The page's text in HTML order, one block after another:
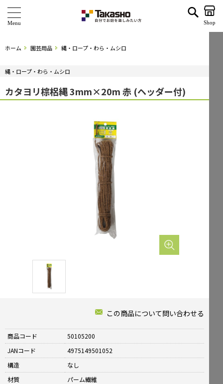
海外ブランド・シリーズ
メールでお問合せ
Tel.
Shop
ホーム 園芸用品 縄・ロープ・わら・ムシロ
縄・ロープ・わら・ムシロ
カタヨリ棕梠縄 3mm×20m 赤 (ヘッダー付)
この商品について問い合わせる
商品コード
50105200
JANコード
4975149501052
構造
なし
材質
パーム繊維